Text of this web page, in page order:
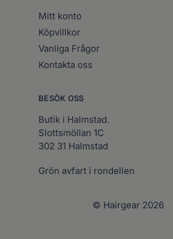
Mitt konto
Köpvillkor
Vanliga Frågor
Kontakta oss
BESÖK OSS
Butik i Halmstad.
Slottsmöllan 1C
302 31 Halmstad
Grön avfart i rondellen
© Hairgear 2026